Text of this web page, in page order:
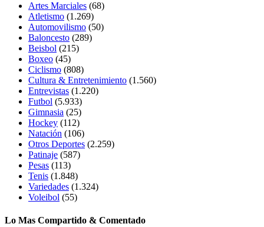
Artes Marciales (68)
Atletismo (1.269)
Automovilismo (50)
Baloncesto (289)
Beisbol (215)
Boxeo (45)
Ciclismo (808)
Cultura & Entretenimiento (1.560)
Entrevistas (1.220)
Futbol (5.933)
Gimnasia (25)
Hockey (112)
Natación (106)
Otros Deportes (2.259)
Patinaje (587)
Pesas (113)
Tenis (1.848)
Variedades (1.324)
Voleibol (55)
Lo Mas Compartido & Comentado